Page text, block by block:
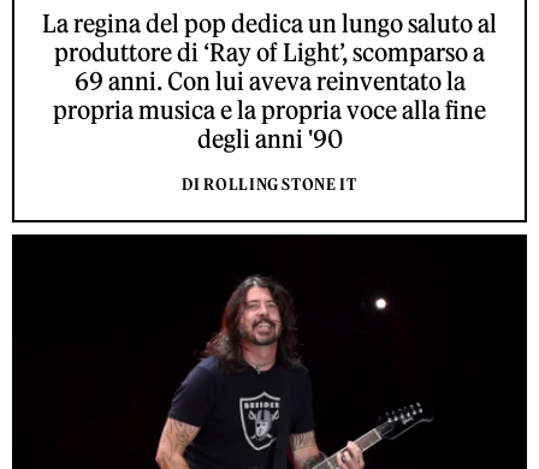
La regina del pop dedica un lungo saluto al
produttore di ‘Ray of Light’, scomparso a
69 anni. Con lui aveva reinventato la
propria musica e la propria voce alla fine
degli anni '90
DI ROLLING STONE IT